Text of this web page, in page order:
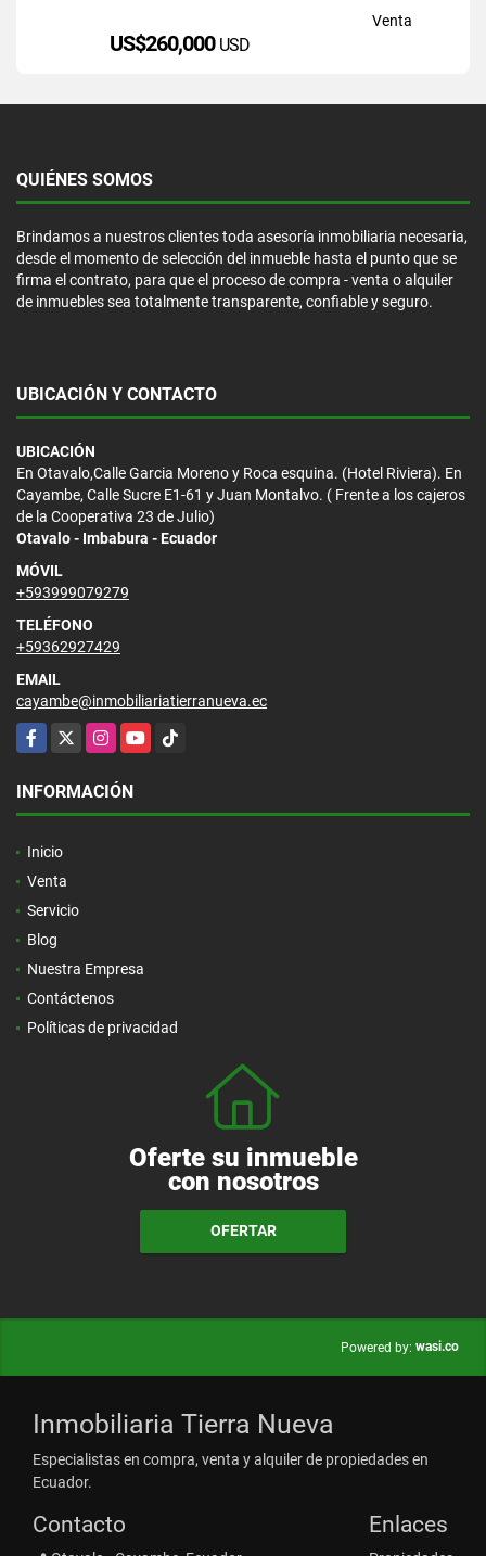
Venta
US$260,000 USD
QUIÉNES SOMOS
Brindamos a nuestros clientes toda asesoría inmobiliaria necesaria,
desde el momento de selección del inmueble hasta el punto que se
firma el contrato, para que el proceso de compra - venta o alquiler
de inmuebles sea totalmente transparente, confiable y seguro.
UBICACIÓN Y CONTACTO
UBICACIÓN
En Otavalo,Calle Garcia Moreno y Roca esquina. (Hotel Riviera). En
Cayambe, Calle Sucre E1-61 y Juan Montalvo. ( Frente a los cajeros
de la Cooperativa 23 de Julio)
Otavalo - Imbabura - Ecuador
MÓVIL
+593999079279
TELÉFONO
+59362927429
EMAIL
cayambe@inmobiliariatierranueva.ec
Facebook
X InstagramYouTubeTikTok
INFORMACIÓN
Inicio
Venta
Servicio
Blog
Nuestra Empresa
Contáctenos
Políticas de privacidad
Oferte su inmueble
con nosotros
OFERTAR
Powered by: wasi.co
Inmobiliaria Tierra Nueva
Especialistas en compra, venta y alquiler de propiedades en
Ecuador.
Contacto Enlaces